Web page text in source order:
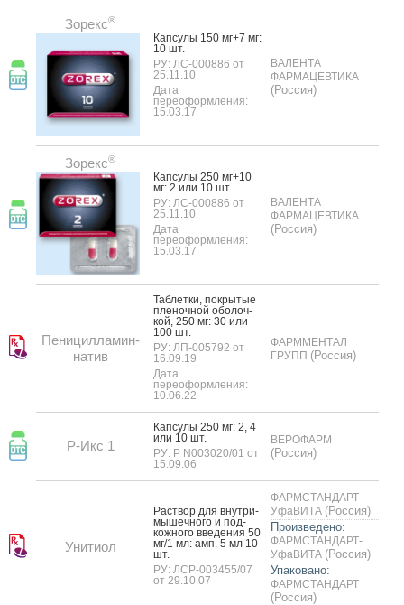
Зорекс®
Кап­су­лы 150 мг+7 мг:
10 шт.
РУ: ЛС-000886 от
25.11.10
Дата
переоформления:
15.03.17
ВАЛЕНТА
ФАРМАЦЕВТИКА
(Россия)
Зорекс®
Кап­су­лы 250 мг+10
мг: 2 или 10 шт.
РУ: ЛС-000886 от
25.11.10
Дата
переоформления:
15.03.17
ВАЛЕНТА
ФАРМАЦЕВТИКА
(Россия)
Пеницилламин-
натив
Таб­летки, пок­ры­тые
пле­ноч­ной обо­лоч­
кой, 250 мг: 30 или
100 шт.
РУ: ЛП-005792 от
16.09.19
Дата
переоформления:
10.06.22
ФАРММЕНТАЛ
ГРУПП (Россия)
Р-Икс 1
Кап­су­лы 250 мг: 2, 4
или 10 шт.
РУ: Р N003020/01 от
15.09.06
ВЕРОФАРМ
(Россия)
Унитиол
Рас­твор для внут­ри­
мышеч­но­го и под­
кожно­го вве­дения 50
мг/1 мл: амп. 5 мл 10
шт.
РУ: ЛСР-003455/07
от 29.10.07
ФАРМСТАНДАРТ-
УфаВИТА (Россия)
Произведено:
ФАРМСТАНДАРТ-
УфаВИТА (Россия)
Упаковано:
ФАРМСТАНДАРТ
(Россия)